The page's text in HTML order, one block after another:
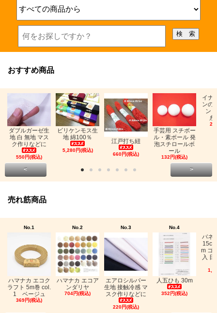
おすすめ商品
ダブルガーゼ生
地 白 無地 マス
ク作りなどに
550円(税込)
ビリケンモス生
地 綿100％
5,280円(税込)
江戸打ち紐
660円(税込)
手芸用 スチボー
ル・素ボール 発
泡スチロールボ
ール
132円(税込)
イナ
ンの
ン
糸
< >
売れ筋商品
No.1
ハマナカ エコク
ラフト 5m巻 col.
1 ベージュ
369円(税込)
No.2
ハマナカ エコア
ンダリヤ
704円(税込)
No.3
エアロシルバー
生地 接触冷感 マ
スク作りなどに
220円(税込)
No.4
人五ひも 30m
352円(税込)
バネ
m ゴ
入